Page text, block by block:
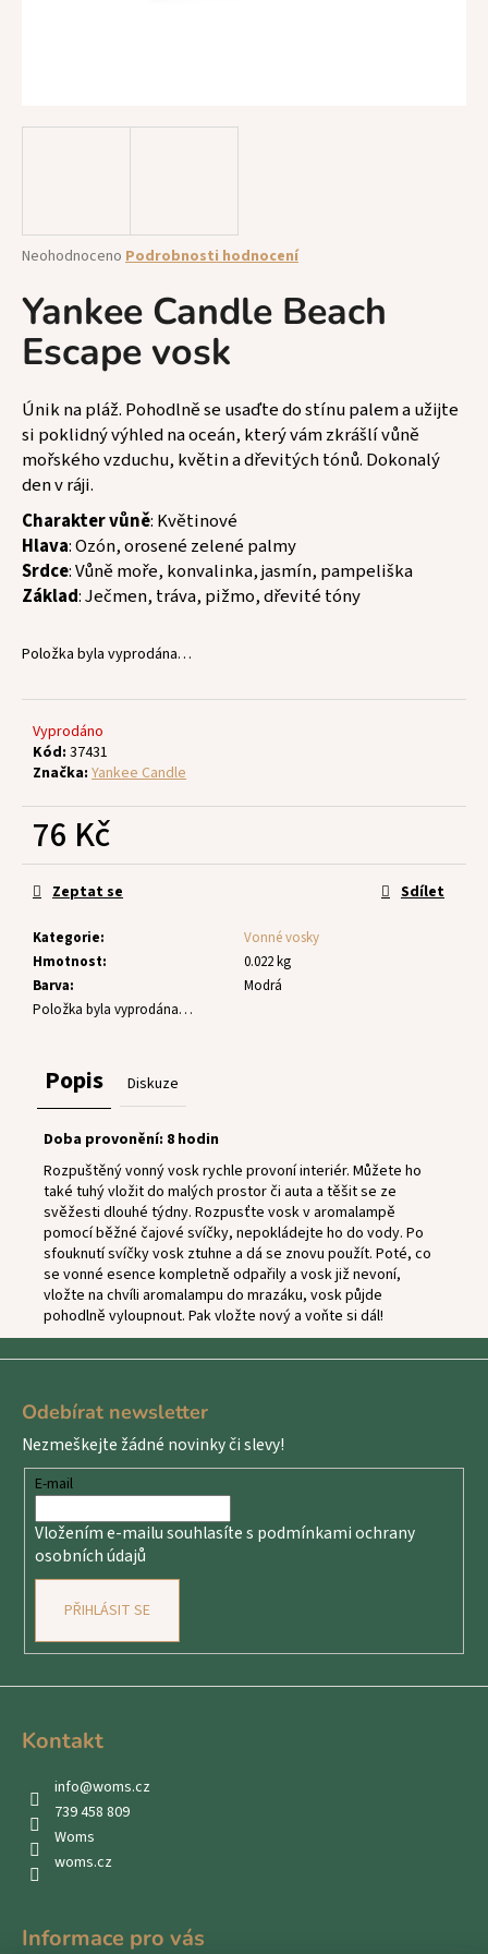
Průměrné
produktu
je
0,0
z
hvězdiček.
Neohodnoceno Podrobnosti hodnocení
Yankee Candle Beach
Escape vosk
Únik na pláž. Pohodlně se usaďte do stínu palem a užijte
si poklidný výhled na oceán, který vám zkrášlí vůně
mořského vzduchu, květin a dřevitých tónů. Dokonalý
den v ráji.
Charakter vůně: Květinové
Hlava: Ozón, orosené zelené palmy
Srdce: Vůně moře, konvalinka, jasmín, pampeliška
Základ: Ječmen, tráva, pižmo, dřevité tóny
Položka byla vyprodána…
Vyprodáno
Kód: 37431
Značka: Yankee Candle
76 Kč
Měrná
cena:
Kategorie:
Vonné vosky
Hmotnost:
0.022 kg
Barva:
Modrá
Položka byla vyprodána…
Zeptat se Sdílet
Popis Diskuze
Doba provonění: 8 hodin
Rozpuštěný vonný vosk rychle provoní interiér. Můžete ho
také tuhý vložit do malých prostor či auta a těšit se ze
svěžesti dlouhé týdny. Rozpusťte vosk v aromalampě
pomocí běžné čajové svíčky, nepokládejte ho do vody. Po
sfouknutí svíčky vosk ztuhne a dá se znovu použít. Poté, co
se vonné esence kompletně odpařily a vosk již nevoní,
vložte na chvíli aromalampu do mrazáku, vosk půjde
pohodlně vyloupnout. Pak vložte nový a voňte si dál!
HLEDAT
D
o
p
o
r
u
č
u
j
e
m
e
Odebírat newsletter
Nezmeškejte žádné novinky či slevy!
E-mail
Vložením e-mailu souhlasíte s podmínkami ochrany
osobních údajů
PŘIHLÁSIT SE
Kontakt
info@woms.cz
739 458 809
Woms
woms.cz
Informace pro vás